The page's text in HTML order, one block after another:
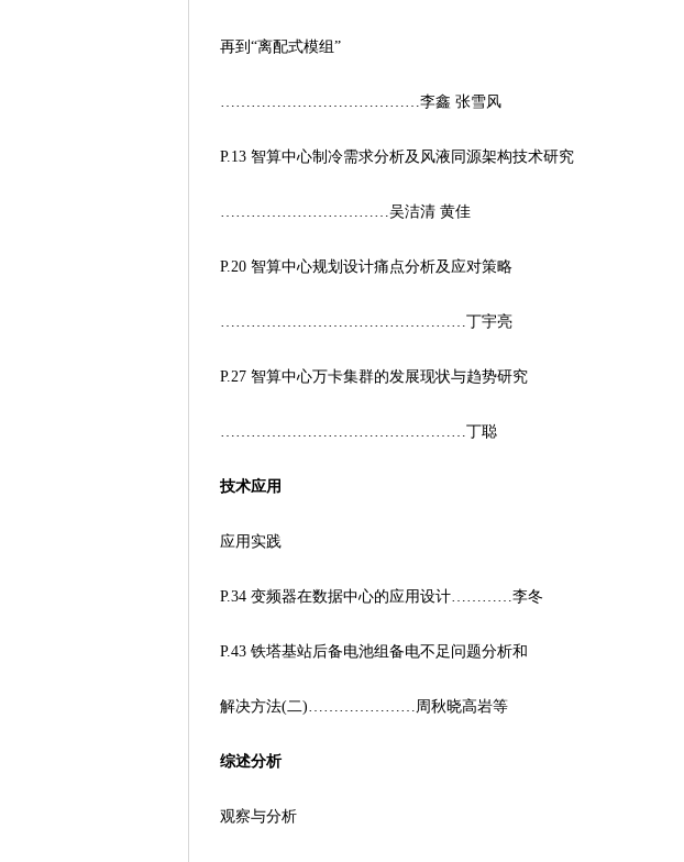
再到“离配式模组”
…………………………………李鑫 张雪风
P.13 智算中心制冷需求分析及风液同源架构技术研究
……………………………吴洁清 黄佳
P.20 智算中心规划设计痛点分析及应对策略
…………………………………………丁宇亮
P.27 智算中心万卡集群的发展现状与趋势研究
…………………………………………丁聪
技术应用
应用实践
P.34 变频器在数据中心的应用设计…………李冬
P.43 铁塔基站后备电池组备电不足问题分析和
解决方法(二)…………………周秋晓高岩等
综述分析
观察与分析